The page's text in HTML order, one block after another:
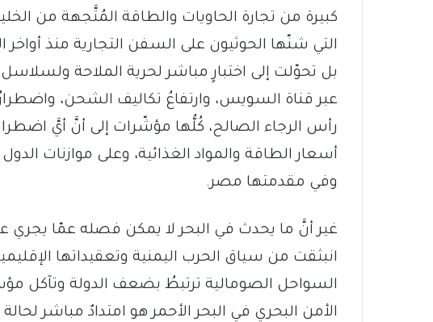
كبيرة من تجارة الحاويات والطاقة المُتَّجهة من
بل تحوّلت إلى اختبارٍ مباشر لحرية الملاحة
عبر قناة السويس، وارتفاعُ تكاليف الشحن،
رأس الرجاء الصالح، كُلُّها مؤشّرات إلى أنَّ أيَّ
أسعار الطاقة والمواد الغذائية، وعلى موازنات
وفي مقدمتها مصر.
غير أنَّ ما يحدث في البحر لا يمكن فصله عمّا يجري
انبثقت من سياق الحرب اليمنية وتعقيداتها
السواحل الصومالية ترتبطُ بضعف الدولة وتآكل
الأمن البحري في البحر الأحمر هو امتدادٌ مباشر